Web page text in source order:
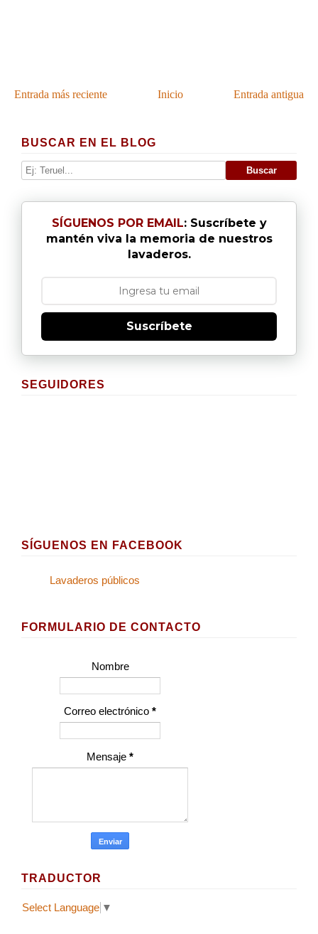
Entrada más reciente Entrada antigua
Inicio
BUSCAR EN EL BLOG
SÍGUENOS POR EMAIL: Suscríbete y
mantén viva la memoria de nuestros
lavaderos.
Suscríbete
SEGUIDORES
SÍGUENOS EN FACEBOOK
Lavaderos públicos
FORMULARIO DE CONTACTO
Nombre
Correo electrónico *
Mensaje *
TRADUCTOR
Select Language ▼